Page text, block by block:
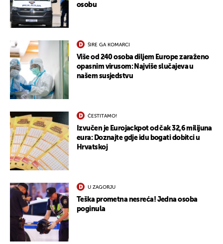
osobu
ŠIRE GA KOMARCI
Više od 240 osoba diljem Europe zaraženo
opasnim virusom: Najviše slučajeva u
našem susjedstvu
ČESTITAMO!
Izvučen je Eurojackpot od čak 32,6 milijuna
eura: Doznajte gdje idu bogati dobitci u
Hrvatskoj
U ZAGORJU
Teška prometna nesreća! Jedna osoba
poginula
UKLJUČITE NOTIFIKACIJE